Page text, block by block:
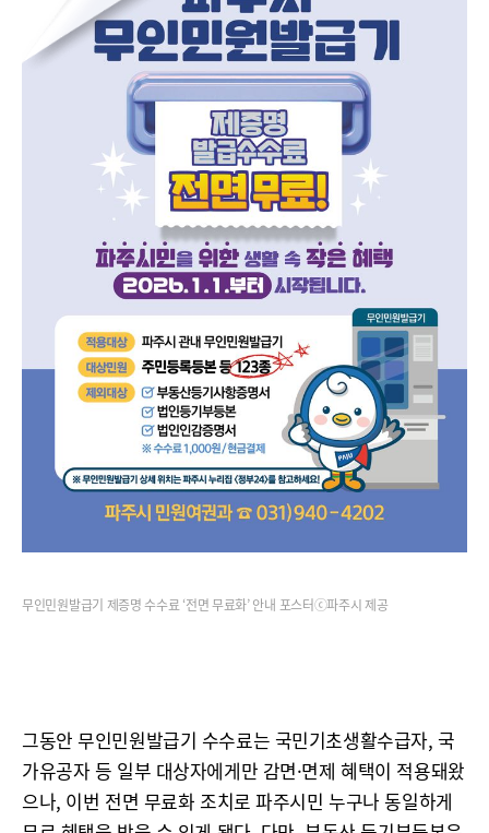
무인민원발급기 제증명 수수료 ‘전면 무료화’ 안내 포스터ⓒ파주시 제공
그동안 무인민원발급기 수수료는 국민기초생활수급자, 국
가유공자 등 일부 대상자에게만 감면·면제 혜택이 적용돼왔
으나, 이번 전면 무료화 조치로 파주시민 누구나 동일하게